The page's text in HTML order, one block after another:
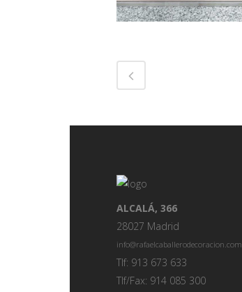
ALCALÁ, 366
28027 Madrid
info@rafaelcaballerodecoracion.com
Tlf: 913 673 633
Tlf/Fax: 914 085 300